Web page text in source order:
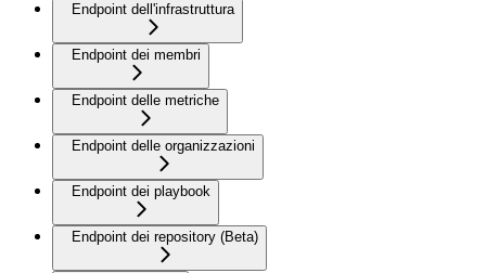
Endpoint dell'infrastruttura
Endpoint dei membri
Endpoint delle metriche
Endpoint delle organizzazioni
Endpoint dei playbook
Endpoint dei repository (Beta)